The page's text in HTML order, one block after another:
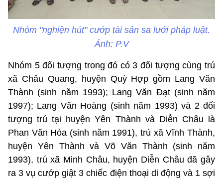
Nhóm "nghiện hút" cướp tài sản sa lưới pháp luật.
Ảnh: P.V
Nhóm 5 đối tượng trong đó có 3 đối tượng cùng trú
xã Châu Quang, huyện Quỳ Hợp gồm Lang Văn
Thành (sinh năm 1993); Lang Văn Đạt (sinh năm
1997); Lang Văn Hoàng (sinh năm 1993) và 2 đối
tượng trú tại huyện Yên Thành và Diễn Châu là
Phan Văn Hòa (sinh năm 1991), trú xã Vĩnh Thành,
huyện Yên Thành và Võ Văn Thành (sinh năm
1993), trú xã Minh Châu, huyện Diễn Châu đã gây
ra 3 vụ cướp giật 3 chiếc điện thoại di động và 1 sợi